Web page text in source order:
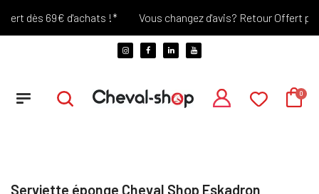
dès 69€ d'achats !* Vous changez d'avis? Retour Offert
Serviette éponge Cheval Shop Eskadron